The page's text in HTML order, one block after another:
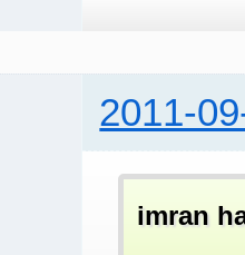
2011-
imran